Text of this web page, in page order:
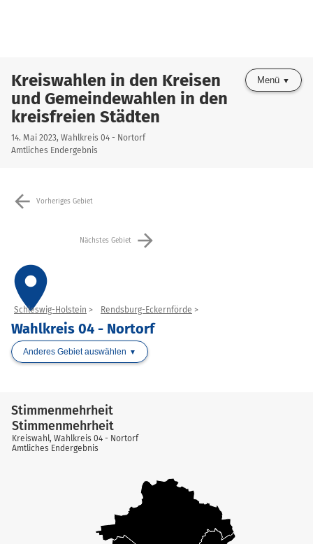
Kreiswahlen in den Kreisen
und Gemeindewahlen in den
kreisfreien Städten
14. Mai 2023, Wahlkreis 04 - Nortorf
Amtliches Endergebnis
Menü
arrow_back Vorheriges Gebiet
Nächstes Gebiet arrow_forward
place
Schleswig-Holstein Rendsburg-Eckernförde
Wahlkreis 04 - Nortorf
Anderes Gebiet auswählen
Stimmenmehrheit
Stimmenmehrheit
Kreiswahl, Wahlkreis 04 - Nortorf
Amtliches Endergebnis